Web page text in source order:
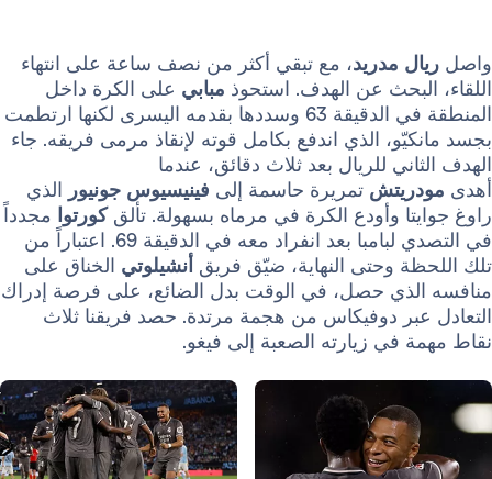
مدريد ، مع تبقي أكثر من نصف ساعة على انتهاء
عن الهدف. استحوذ مبابيعلى الكرة داخل
المنطقة في الدقيقة 63 وسددها بقدمه اليسرى لكنها ارتطمت
الذي اندفع بكامل قوته لإنقاذ مرمى فريقه. جاء
للريال بعد ثلاث دقائق، عندما
تمريرة حاسمة إلىفينيسيوس جونيورالذي
وأودع الكرة في مرماه بسهولة. تألقكورتوامجدداً
في التصدي لبامبا بعد انفراد معه في الدقيقة 69. اعتباراً من
وحتى النهاية، ضيّق فريقأنشيلوتي الخناق على
حصل، في الوقت بدل الضائع، على فرصة إدراك
دوفيكاس من هجمة مرتدة. حصد فريقنا ثلاث
في زيارته الصعبة إلى فيغو.